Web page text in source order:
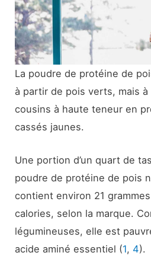
La poudre de protéine de
à partir de pois verts, mais
cousins à haute teneur en
cassés jaunes.
Une portion d’un quart de
poudre de protéine de pois
contient environ 21
calories, selon la marque.
légumineuses, elle est
acide aminé essentiel (1, 4).